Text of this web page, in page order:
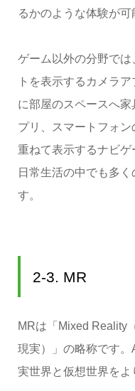
るかのような体験が可
ゲーム以外の分野で
トを表示するカメラ
に部屋のスペースへ
プリ、スマートフォ
重ねて表示するナビ
日常生活の中でも多
す。
2-3. MR
MRは「Mixed Reality
現実）」の略称です
実世界と仮想世界をよ